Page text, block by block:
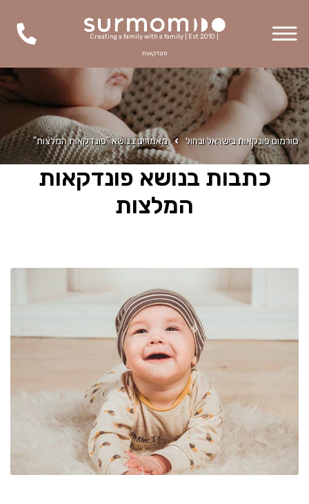
Creating a family with a family | Est 2010 |
פונדקאות
סורמום פונקאות בישראל ובחול מאמרים בנושא "פונדקאות המלצות"
כתבות בנושא פונדקאות
המלצות